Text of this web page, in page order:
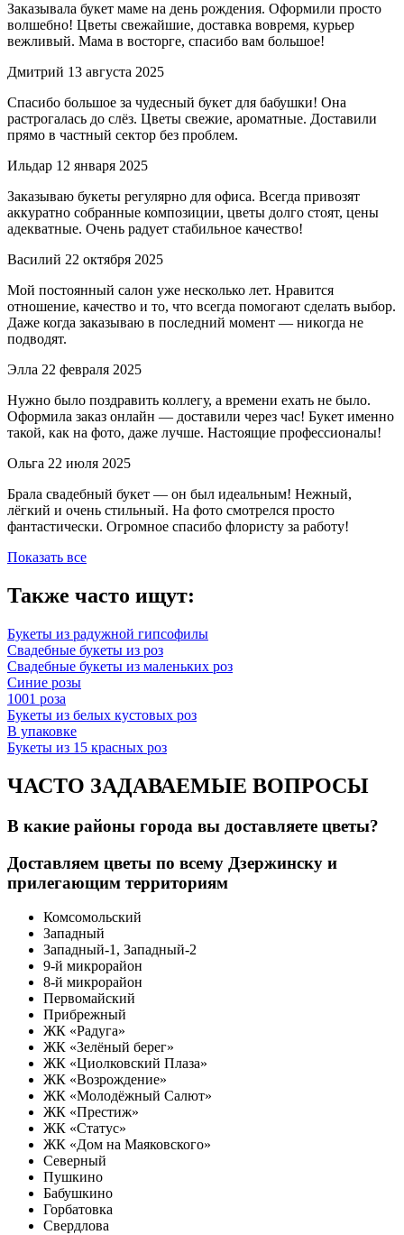
Заказывала букет маме на день рождения. Оформили просто
волшебно! Цветы свежайшие, доставка вовремя, курьер
вежливый. Мама в восторге, спасибо вам большое!
Дмитрий 13 августа 2025
Спасибо большое за чудесный букет для бабушки! Она
растрогалась до слёз. Цветы свежие, ароматные. Доставили
прямо в частный сектор без проблем.
Ильдар 12 января 2025
Заказываю букеты регулярно для офиса. Всегда привозят
аккуратно собранные композиции, цветы долго стоят, цены
адекватные. Очень радует стабильное качество!
Василий 22 октября 2025
Мой постоянный салон уже несколько лет. Нравится
отношение, качество и то, что всегда помогают сделать выбор.
Даже когда заказываю в последний момент — никогда не
подводят.
Элла 22 февраля 2025
Нужно было поздравить коллегу, а времени ехать не было.
Оформила заказ онлайн — доставили через час! Букет именно
такой, как на фото, даже лучше. Настоящие профессионалы!
Ольга 22 июля 2025
Брала свадебный букет — он был идеальным! Нежный,
лёгкий и очень стильный. На фото смотрелся просто
фантастически. Огромное спасибо флористу за работу!
Показать все
Также часто ищут:
Букеты из радужной гипсофилы
Свадебные букеты из роз
Свадебные букеты из маленьких роз
Синие розы
1001 роза
Букеты из белых кустовых роз
В упаковке
Букеты из 15 красных роз
ЧАСТО ЗАДАВАЕМЫЕ ВОПРОСЫ
В какие районы города вы доставляете цветы?
Доставляем цветы по всему Дзержинску и
прилегающим территориям
Комсомольский
Западный
Западный-1, Западный-2
9-й микрорайон
8-й микрорайон
Первомайский
Прибрежный
ЖК «Радуга»
ЖК «Зелёный берег»
ЖК «Циолковский Плаза»
ЖК «Возрождение»
ЖК «Молодёжный Салют»
ЖК «Престиж»
ЖК «Статус»
ЖК «Дом на Маяковского»
Северный
Пушкино
Бабушкино
Горбатовка
Свердлова